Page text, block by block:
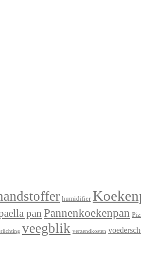
humidifier
pan Pannenkoekenpan
veegblik verzendkosten